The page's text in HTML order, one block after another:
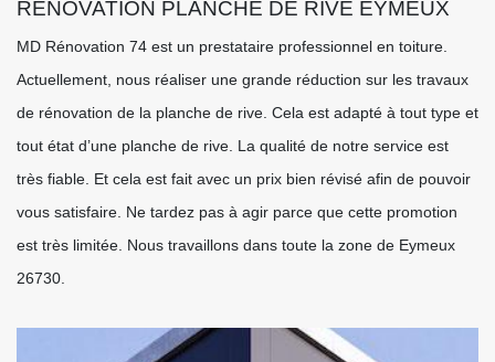
RÉNOVATION PLANCHE DE RIVE EYMEUX
MD Rénovation 74 est un prestataire professionnel en toiture.
Actuellement, nous réaliser une grande réduction sur les travaux
de rénovation de la planche de rive. Cela est adapté à tout type et
tout état d’une planche de rive. La qualité de notre service est
très fiable. Et cela est fait avec un prix bien révisé afin de pouvoir
vous satisfaire. Ne tardez pas à agir parce que cette promotion
est très limitée. Nous travaillons dans toute la zone de Eymeux
26730.